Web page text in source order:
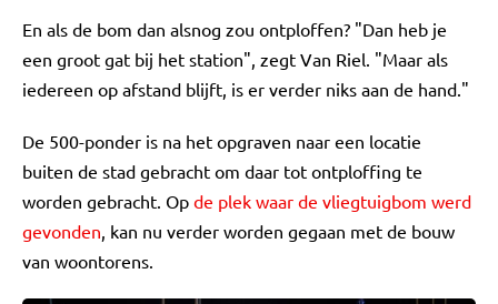
En als de bom dan alsnog zou ontploffen? "Dan heb je
een groot gat bij het station", zegt Van Riel. "Maar als
iedereen op afstand blijft, is er verder niks aan de hand."
De 500-ponder is na het opgraven naar een locatie
buiten de stad gebracht om daar tot ontploffing te
worden gebracht. Op de plek waar de vliegtuigbom werd
gevonden, kan nu verder worden gegaan met de bouw
van woontorens.